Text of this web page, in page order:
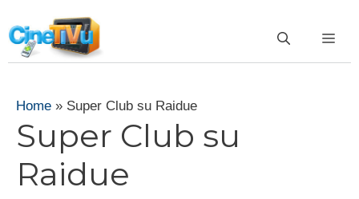
al
contenuto
Home » Super Club su Raidue
Super Club su
Raidue